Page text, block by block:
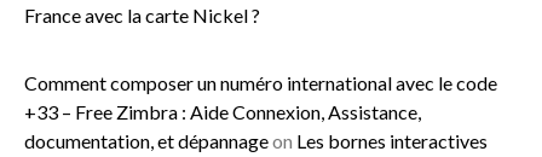
France avec la carte Nickel ?
Comment composer un numéro international avec le code
+33 – Free Zimbra : Aide Connexion, Assistance,
documentation, et dépannageon Les bornes interactives